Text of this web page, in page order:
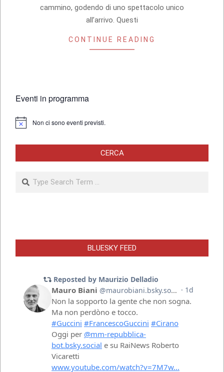
cammino, godendo di uno spettacolo unico
all’arrivo. Questi
CONTINUE READING
Eventi in programma
Notice Non ci sono eventi previsti.
CERCA
Search
BLUESKY FEED